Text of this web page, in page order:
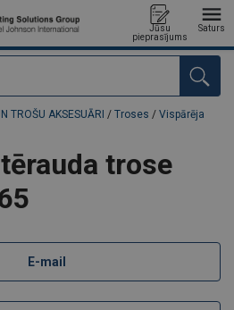
Jūsu
pieprasījums
Saturs
TROŠU AKSESUĀRI / Troses / Vispārēja
trose
E-mail